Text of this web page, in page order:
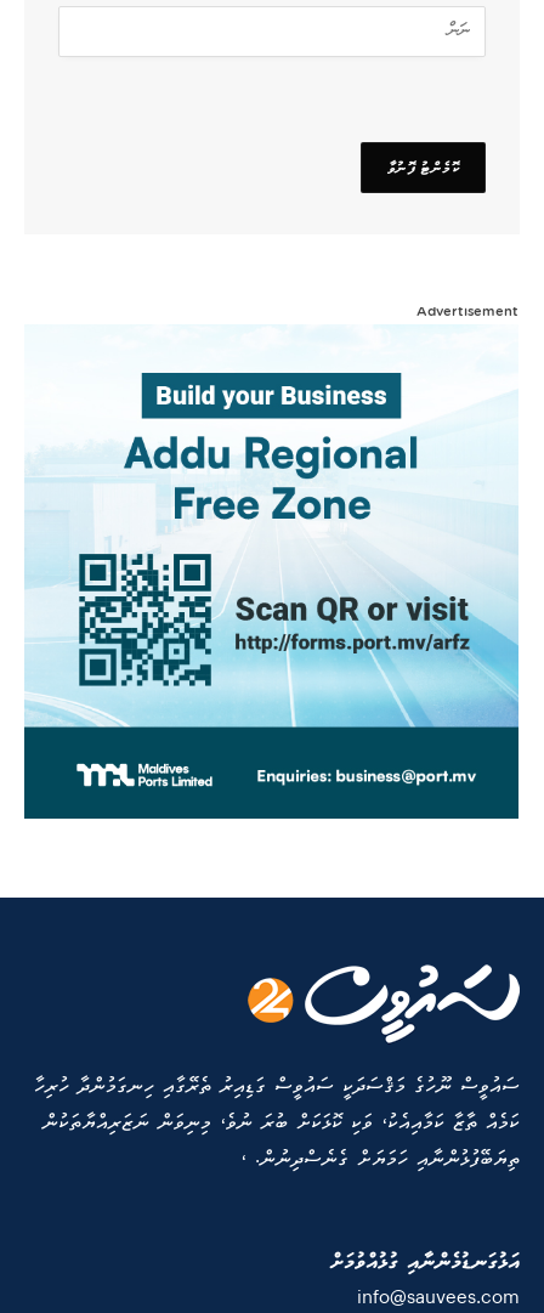
Advertisement
ސައުވީސް ނޫހުގެ މަޤްސަދަކީ ސައުވީސް ގަޑިއިރު ތެރޭގާއި ހިނގަމުންދާ ހުރިހާ
ކަމެއް ތާޒާ ކަމާއިއެކު، ވަކި ކޮޅަކަށް ބުރަ ނުވެ، މިނިވަން ނަޒަރިއްޔާތަކުން
ތިޔަބޭފުޅުންނާއި ހަމަޔަށް ގެނެސްދިނުން. ،
އަޅުގަނޑުމެންނާއި ގުޅުއްވުމަށް
info@sauvees.com